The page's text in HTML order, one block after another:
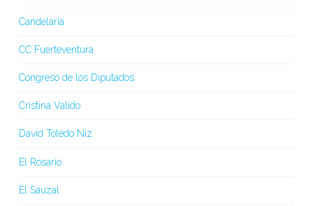
Candelaria
CC Fuerteventura
Congreso de los Diputados
Cristina Valido
David Toledo Niz
El Rosario
El Sauzal